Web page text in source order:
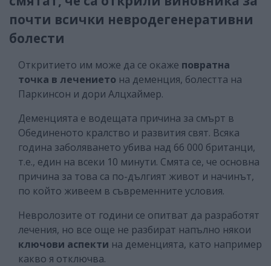
почти всички невродегенеративни
болести
Откритието им може да се окаже повратна
точка в лечението на деменция, болестта на
Паркинсон и дори Алцхаймер.
Деменцията е водещата причина за смърт в
Обединеното кралство и развития свят. Всяка
година заболяването убива над 66 000 британци,
т.е., един на всеки 10 минути. Смята се, че основна
причина за това са по-дългият живот и начинът,
по който живеем в съвременните условия.
Невролозите от години се опитват да разработят
лечения, но все още не разбират напълно някои
ключови аспекти на деменцията, като например
какво я отключва.